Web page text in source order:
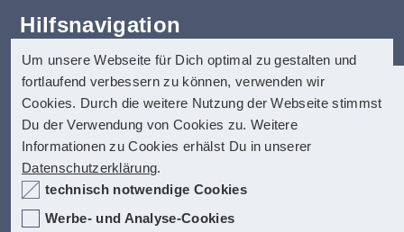
Hilfsnavigation
Erklärung zur Barrierefreiheit
Startseite
Kontakt
Impressum
Datenschutz
Hilfe
Inhalt
Fact-Box
anatom5 ist seit vielen Jahren auf digitale
Barrierefreiheit spezialisiert. Dazu zählen
unter anderem auch barrierefreie PDF-
Dokumente, die allerhöchste Anfoderungen
anatom5 perception marketing
GmbH
Münsterstraße 121
40476 Düsseldorf
Internet:https://www.anatom5.de
Um unsere Webseite für Dich optimal zu gestalten und
fortlaufend verbessern zu können, verwenden wir
Cookies. Durch die weitere Nutzung der Webseite stimmst
Du der Verwendung von Cookies zu. Weitere
Informationen zu Cookies erhälst Du in unserer
Datenschutzerklärung.
technisch notwendige Cookies
Werbe- und Analyse-Cookies